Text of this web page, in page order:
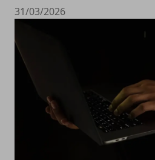
31/03/2026